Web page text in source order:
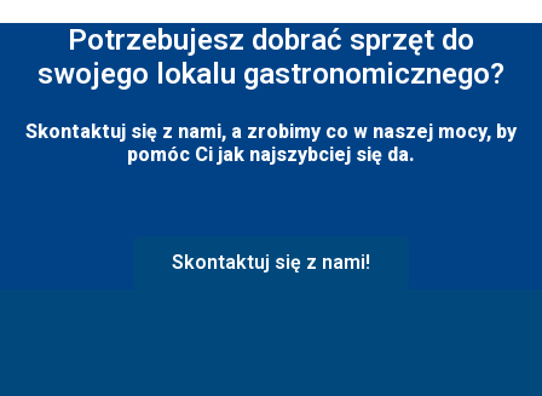
Potrzebujesz dobrać sprzęt do
swojego lokalu gastronomicznego?
Skontaktuj się z nami, a zrobimy co w naszej mocy, by
pomóc Ci jak najszybciej się da.
Skontaktuj się z nami!